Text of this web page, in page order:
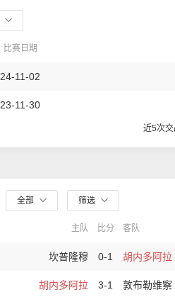
比赛日期
24-11-02
23-11-30
近5次
全部 筛选
主队 比分 客队
坎普隆穆 0-1 胡内多阿拉
胡内多阿拉 3-1 敦布勒维察